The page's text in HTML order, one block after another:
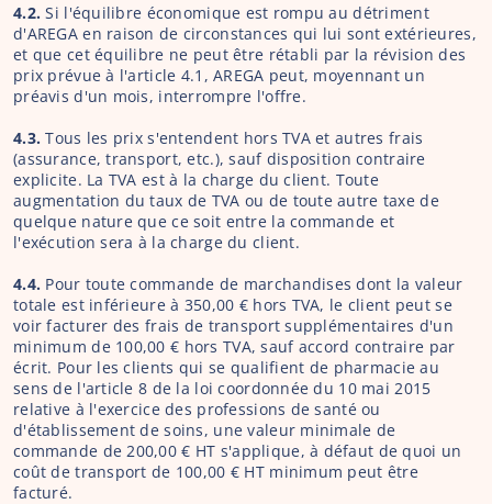
4.2. Si l'équilibre économique est rompu au détriment
d'AREGA en raison de circonstances qui lui sont extérieures,
et que cet équilibre ne peut être rétabli par la révision des
prix prévue à l'article 4.1, AREGA peut, moyennant un
préavis d'un mois, interrompre l'offre.
4.3. Tous les prix s'entendent hors TVA et autres frais
(assurance, transport, etc.), sauf disposition contraire
explicite. La TVA est à la charge du client. Toute
augmentation du taux de TVA ou de toute autre taxe de
quelque nature que ce soit entre la commande et
l'exécution sera à la charge du client.
4.4. Pour toute commande de marchandises dont la valeur
totale est inférieure à 350,00 € hors TVA, le client peut se
voir facturer des frais de transport supplémentaires d'un
minimum de 100,00 € hors TVA, sauf accord contraire par
écrit. Pour les clients qui se qualifient de pharmacie au
sens de l'article 8 de la loi coordonnée du 10 mai 2015
relative à l'exercice des professions de santé ou
d'établissement de soins, une valeur minimale de
commande de 200,00 € HT s'applique, à défaut de quoi un
coût de transport de 100,00 € HT minimum peut être
facturé.